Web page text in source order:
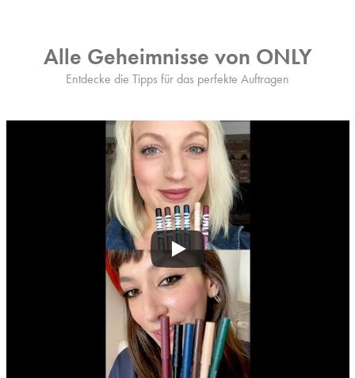
Alle Geheimnisse von ONLY
Entdecke die Tipps für das perfekte Auftragen